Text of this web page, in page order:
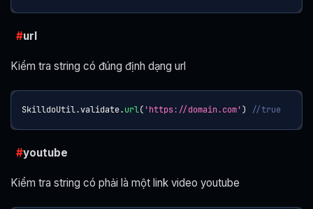
url
Kiểm tra string có đúng định dạng url
SkilldoUtil.validate.url( 'https://domain.com') //true
youtube
Kiểm tra string có phải là một link video youtube